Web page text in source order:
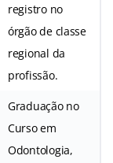
registro no
órgão de classe
regional da
profissão.
Graduação no
Curso em
Odontologia,